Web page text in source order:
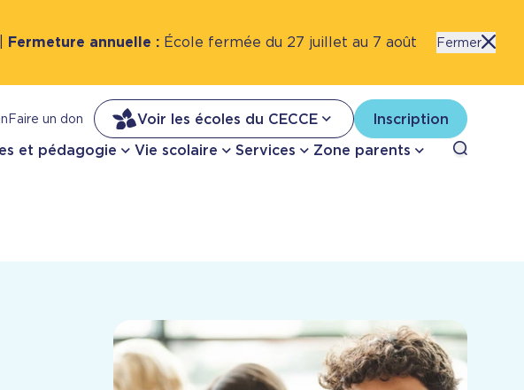
Fermeture annuelle : École fermée du 27 juillet au 7 août
Fermerl'alerte
Faire un don Voir les écoles du CECCE Inscription
et pédagogie Vie scolaire Services Zone parents Open